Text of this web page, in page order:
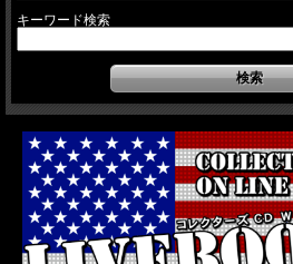
キーワード検索